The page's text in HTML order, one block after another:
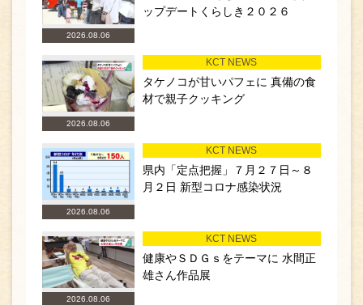
2026.08.06
ップデートくらしき２０２６
2026.08.06
KCT NEWS
タケノコが甘いパフェに 真備の食
材で親子クッキング
2026.08.06
KCT NEWS
県内「定点把握」７月２７日～８
月２日 新型コロナ感染状況
2026.08.06
KCT NEWS
健康やＳＤＧｓをテーマに 水間正
雄さん作品展